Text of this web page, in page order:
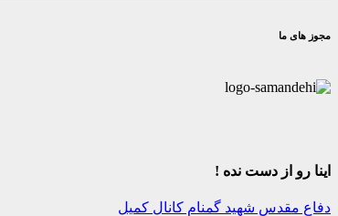
مجوز های ما
اینا رو از دست نده !
دفاع مقدس شهید گمنام کانال کمیل